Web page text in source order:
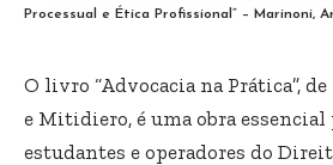
Processual e Ética Profissional” – Marinoni,
O livro “Advocacia na Prática”,
e Mitidiero, é uma obra essencial
estudantes e operadores do